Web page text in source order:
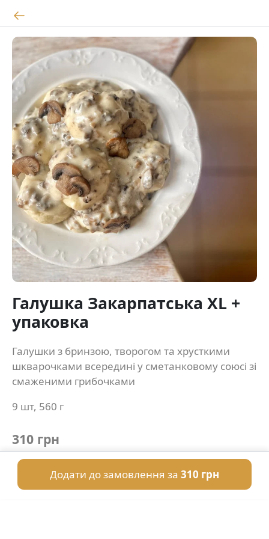
Галушка Закарпатська XL +
упаковка
Галушки з бринзою, творогом та хрусткими
шкварочками всередині у сметанковому союсі зі
смаженими грибочками
9 шт, 560 г
310 грн
Додати до замовлення за 310 грн